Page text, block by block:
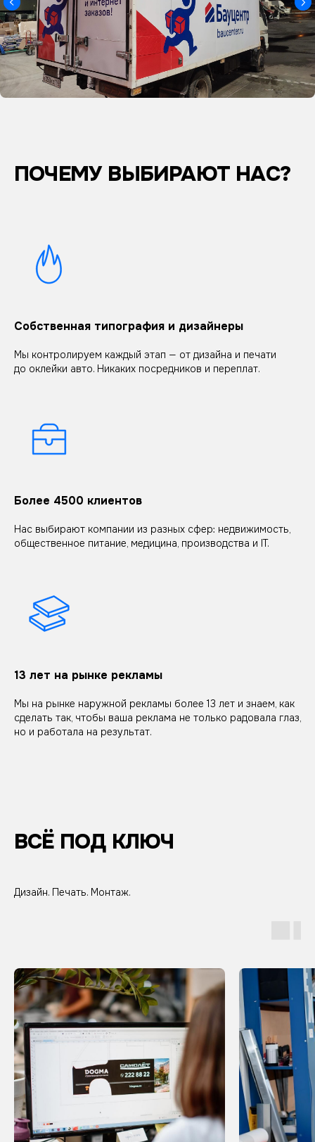
ПОЧЕМУ ВЫБИРАЮТ НАС?
Собственная типография и дизайнеры
Мы контролируем каждый этап — от дизайна и печати
до оклейки авто. Никаких посредников и переплат.
Более 4500 клиентов
Нас выбирают компании из разных сфер: недвижимость,
общественное питание, медицина, производства и IT.
13 лет на рынке рекламы
Мы на рынке наружной рекламы более 13 лет и знаем, как
сделать так, чтобы ваша реклама не только радовала глаз,
но и работала на результат.
ВСЁ ПОД КЛЮЧ
Дизайн. Печать. Монтаж.